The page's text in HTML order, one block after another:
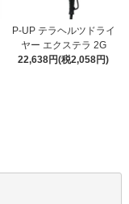
P-UP テラヘルツドライ
ヤー エクステラ 2G
22,638円(税2,058円)